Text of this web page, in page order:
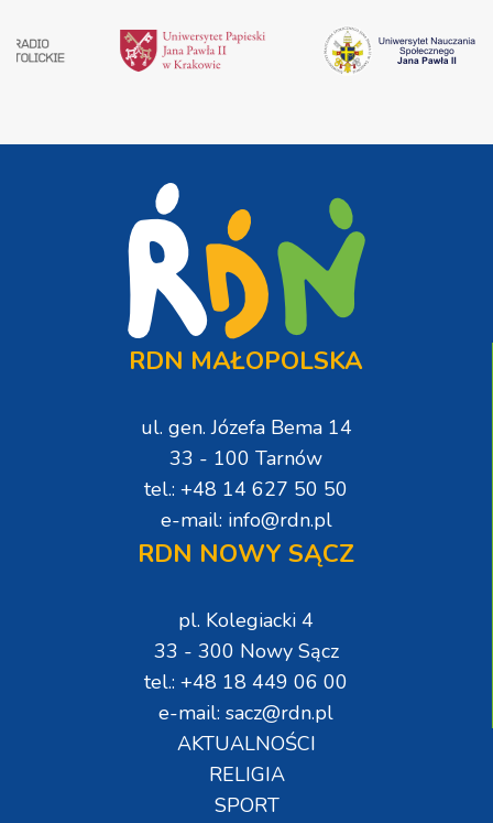
RDN MAŁOPOLSKA
ul. gen. Józefa Bema 14
33 - 100 Tarnów
tel.: +48 14 627 50 50
e-mail: info@rdn.pl
RDN NOWY SĄCZ
pl. Kolegiacki 4
33 - 300 Nowy Sącz
tel.: +48 18 449 06 00
e-mail: sacz@rdn.pl
AKTUALNOŚCI
RELIGIA
SPORT